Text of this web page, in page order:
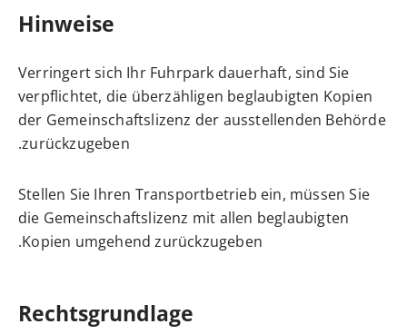
Hinweise
Verringert sich Ihr Fuhrpark dauerhaft, sind Sie
verpflichtet, die überzähligen beglaubigten Kopien
der Gemeinschaftslizenz der ausstellenden Behörde
zurückzugeben.
Stellen Sie Ihren Transportbetrieb ein, müssen Sie
die Gemeinschaftslizenz mit allen beglaubigten
Kopien umgehend zurückzugeben.
Rechtsgrundlage